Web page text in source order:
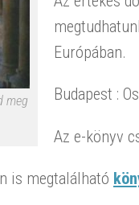
meg
Európában.
Budapest :
Az e-könyv
is megtalálható